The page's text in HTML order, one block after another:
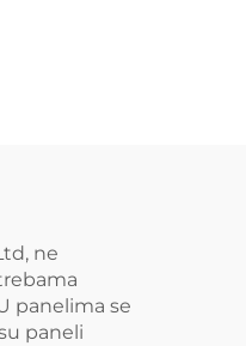
ne
panelima se
paneli